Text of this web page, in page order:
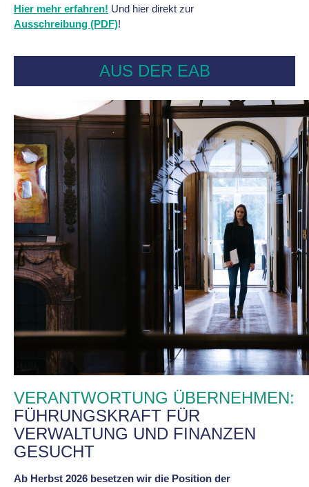
Hier mehr erfahren! Und hier direkt zur
Ausschreibung (PDF)!
AUS DER EAB
VERANTWORTUNG ÜBERNEHMEN:
FÜHRUNGSKRAFT FÜR
VERWALTUNG UND FINANZEN
GESUCHT
Ab Herbst 2026 besetzen wir die Position der